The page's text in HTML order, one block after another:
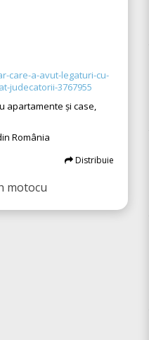
care-a-avut-legaturi-cu-
judecatorii-3767955
apartamente și case,
România
Distribuie
motocu